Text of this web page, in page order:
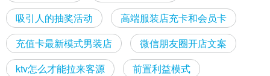
吸引人的抽奖活动
高端服装店充卡和会员卡
充值卡最新模式男装店
微信朋友圈开店文案
ktv怎么才能拉来客源
前置利益模式